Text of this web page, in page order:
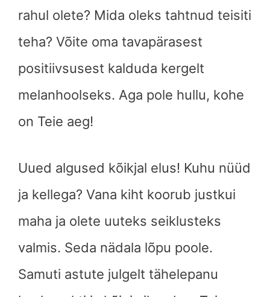
rahul olete? Mida oleks tahtnud teisiti
teha? Võite oma tavapärasest
positiivsusest kalduda kergelt
melanhoolseks. Aga pole hullu, kohe
on Teie aeg!
Uued algused kõikjal elus! Kuhu nüüd
ja kellega? Vana kiht koorub justkui
maha ja olete uuteks seiklusteks
valmis. Seda nädala lõpu poole.
Samuti astute julgelt tähelepanu